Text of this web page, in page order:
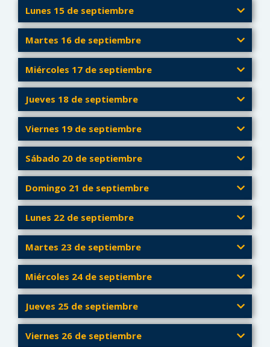
Lunes 15 de septiembre
Martes 16 de septiembre
Miércoles 17 de septiembre
Jueves 18 de septiembre
Viernes 19 de septiembre
Sábado 20 de septiembre
Domingo 21 de septiembre
Lunes 22 de septiembre
Martes 23 de septiembre
Miércoles 24 de septiembre
Jueves 25 de septiembre
Viernes 26 de septiembre